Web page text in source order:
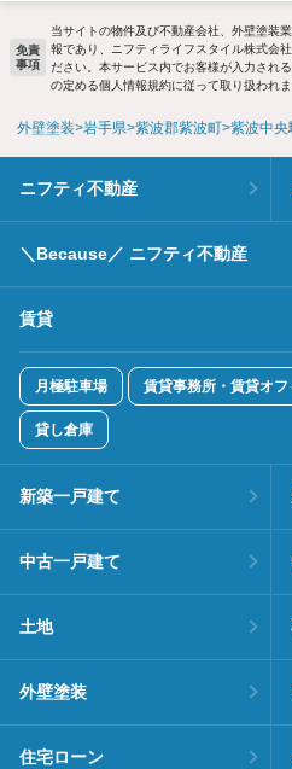
免責
事項
当サイトの物件及び不動産会社、外壁塗装
報であり、ニフティライフスタイル株式会
ださい。本サービス内でお客様が入力され
の定める個人情報規約に従って取り扱われま
外壁塗装 岩手県 紫波郡紫波町 紫波中央
ニフティ不動産
＼Because／ ニフティ不動産
賃貸
月極駐車場 賃貸事務所・賃貸オフ
貸し倉庫
新築一戸建て
中古一戸建て
土地
外壁塗装
住宅ローン